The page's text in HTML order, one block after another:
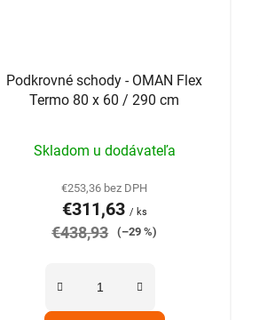
Podkrovné schody - OMAN Flex
Termo 80 x 60 / 290 cm
hodnotenie
produktu
je
5,0
Skladom u dodávateľa
€253,36 bez DPH
€311,63 / ks
€438,93 (–29 %)